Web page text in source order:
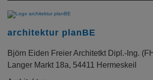
architektur planBE
Björn Eiden Freier Architetkt Dipl.-Ing.
Langer Markt 18a, 54411 Hermeskeil